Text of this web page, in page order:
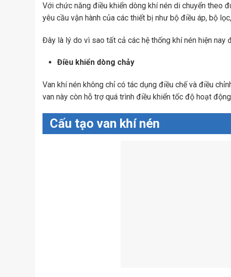
Với chức năng điều khiển dòng khí nén di chuyển theo
yêu cầu vận hành của các thiết bị như bộ điều áp, bộ
Đây là lý do vì sao tất cả các hệ thống khí nén hiện nay
Điều khiển dòng chảy
Van khí nén không chỉ có tác dụng điều chế và điều
van này còn hỗ trợ quá trình điều khiển tốc độ hoạt
Cấu tạo van khí nén